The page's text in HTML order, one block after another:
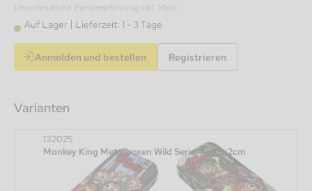
Unverbindliche Preisempfehlung inkl. Mwst.
Auf Lager Lieferzeit: 1 - 3 Tage
Anmelden und bestellen Registrieren
Varianten
132025
Monkey King Metallboxen Wild Serie, 11,5x6x2cm